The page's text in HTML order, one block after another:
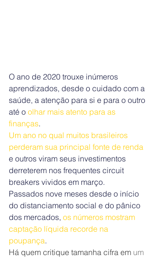
O ano de 2020 trouxe inúmeros
aprendizados, desde o cuidado com a
saúde, a atenção para si e para o outro
até o olhar mais atento para as
finanças.
Um ano no qual muitos brasileiros
perderam sua principal fonte de renda
e outros viram seus investimentos
derreterem nos frequentes circuit
breakers vividos em março.
Passados nove meses desde o início
do distanciamento social e do pânico
dos mercados, os números mostram
captação líquida recorde na
poupança.
Há quem critique tamanha cifra em um